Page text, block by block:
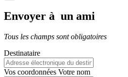
Envoyer à un ami
Tous les champs sont obligatoires
Destinataire
Vos coordonnées Votre nom